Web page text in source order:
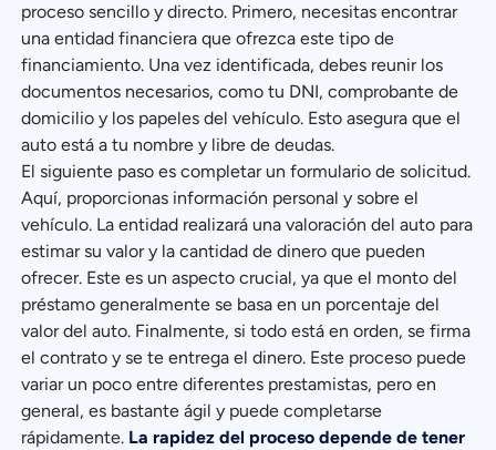
proceso sencillo y directo. Primero, necesitas encontrar
una entidad financiera que ofrezca este tipo de
financiamiento. Una vez identificada, debes reunir los
documentos necesarios, como tu DNI, comprobante de
domicilio y los papeles del vehículo. Esto asegura que el
auto está a tu nombre y libre de deudas.
El siguiente paso es completar un formulario de solicitud.
Aquí, proporcionas información personal y sobre el
vehículo. La entidad realizará una valoración del auto para
estimar su valor y la cantidad de dinero que pueden
ofrecer. Este es un aspecto crucial, ya que el monto del
préstamo generalmente se basa en un porcentaje del
valor del auto. Finalmente, si todo está en orden, se firma
el contrato y se te entrega el dinero. Este proceso puede
variar un poco entre diferentes prestamistas, pero en
general, es bastante ágil y puede completarse
rápidamente. La rapidez del proceso depende de tener